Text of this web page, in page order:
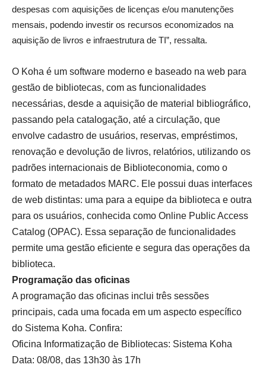
despesas com aquisições de licenças e/ou manutenções
mensais, podendo investir os recursos economizados na
aquisição de livros e infraestrutura de TI”, ressalta.
O Koha é um software moderno e baseado na web para
gestão de bibliotecas, com as funcionalidades
necessárias, desde a aquisição de material bibliográfico,
passando pela catalogação, até a circulação, que
envolve cadastro de usuários, reservas, empréstimos,
renovação e devolução de livros, relatórios, utilizando os
padrões internacionais de Biblioteconomia, como o
formato de metadados MARC. Ele possui duas interfaces
de web distintas: uma para a equipe da biblioteca e outra
para os usuários, conhecida como Online Public Access
Catalog (OPAC). Essa separação de funcionalidades
permite uma gestão eficiente e segura das operações da
biblioteca.
Programação das oficinas
A programação das oficinas inclui três sessões
principais, cada uma focada em um aspecto específico
do Sistema Koha. Confira:
Oficina Informatização de Bibliotecas: Sistema Koha
Data: 08/08, das 13h30 às 17h